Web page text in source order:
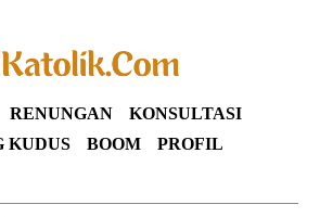
RENUNGAN
KONSULTASI
KUDUS BOOM
PROFIL